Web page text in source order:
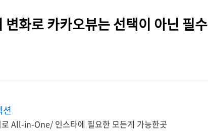
변화로 카카오뷰는 선택이 아닌 필수
All-in-One/ 인스타에 필요한 모든게 가능한곳